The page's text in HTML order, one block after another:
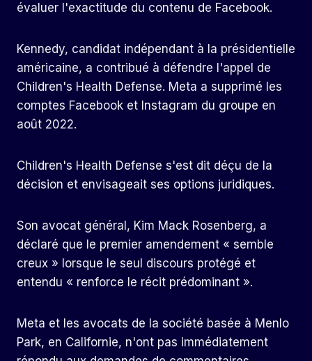
évaluer l'exactitude du contenu de Facebook.
Kennedy, candidat indépendant à la présidentielle
américaine, a contribué à défendre l'appel de
Children's Health Defense. Meta a supprimé les
comptes Facebook et Instagram du groupe en
août 2022.
Children's Health Defense s'est dit déçu de la
décision et envisageait ses options juridiques.
Son avocat général, Kim Mack Rosenberg, a
déclaré que le premier amendement « semble
creux » lorsque le seul discours protégé et
entendu « renforce le récit prédominant ».
Meta et les avocats de la société basée à Menlo
Park, en Californie, n'ont pas immédiatement